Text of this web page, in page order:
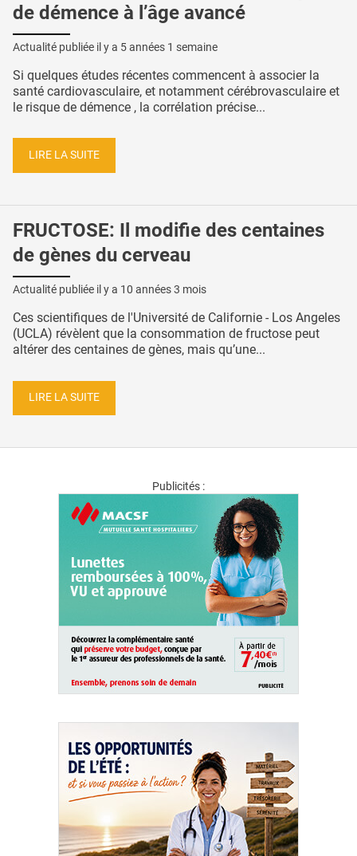
de démence à l’âge avancé
Actualité publiée il y a 5 années 1 semaine
Si quelques études récentes commencent à associer la
santé cardiovasculaire, et notamment cérébrovasculaire et
le risque de démence , la corrélation précise...
LIRE LA SUITE
FRUCTOSE: Il modifie des centaines
de gènes du cerveau
Actualité publiée il y a 10 années 3 mois
Ces scientifiques de l'Université de Californie - Los Angeles
(UCLA) révèlent que la consommation de fructose peut
altérer des centaines de gènes, mais qu’une...
LIRE LA SUITE
Publicités :